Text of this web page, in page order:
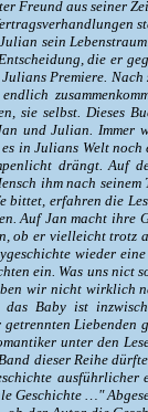
Freund aus seiner
sein
die er
Premiere.
sie selbst. Dieses
und Julian. Immer
in Julians Welt
drängt. Auf
ihm nach
bittet, erfahren die
Auf Jan macht
ob er vielleicht
wieder
ein. Was uns nict
wir nicht wirklich
Baby ist
unter den
dieser Reihe
Geschichte …"